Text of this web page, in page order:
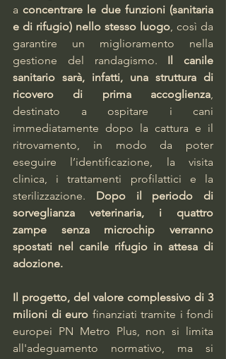
a concentrare le due funzioni (sanitaria
e di rifugio) nello stesso luogo , così da
garantire un miglioramento nella
gestione del randagismo. Il canile
sanitario sarà, infatti, una struttura di
ricovero di prima accoglienza
destinato a ospitare i cani
immediatamente dopo la cattura e il
ritrovamento, in modo da poter
eseguire l’identificazione, la visita
clinica, i trattamenti profilattici e la
sterilizzazione. Dopo il periodo di
sorveglianza veterinaria, i quattro
zampe senza microchip verranno
spostati nel canile rifugio in attesa di
adozione.
Il progetto, del valore complessivo di 3
milioni di euro finanziati tramite i fondi
europei PN Metro Plus, non si limita
all'adeguamento normativo, ma si